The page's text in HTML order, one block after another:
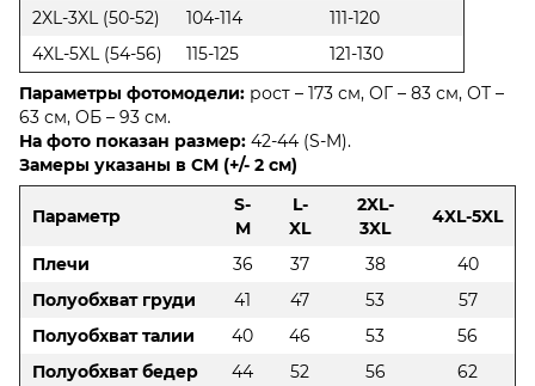
2XL-3XL (50-52)
104-114
111-120
4XL-5XL (54-56)
115-125
121-130
Параметры фотомодели: рост – 173 см, ОГ – 83 см, ОТ –
63 см, ОБ – 93 см.
На фото показан размер: 42-44 (S-M).
Замеры указаны в СМ (+/- 2 см)
Параметр
S-
M
L-
XL
2XL-
3XL
4XL-5XL
Плечи 36 37 38
40
Полуобхват груди
41 47 53
57
Полуобхват талии
40 46 53
56
Полуобхват бедер
44 52 56
62